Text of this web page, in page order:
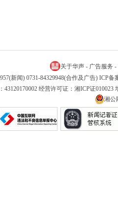
关于华声 - 广告服务 -
新闻) 0731-84329948(合作及广告) ICP备
经营许可证：湘ICP证
湘公